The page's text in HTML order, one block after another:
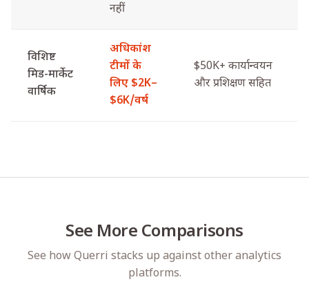
नहीं
विशिष्ट
मिड-मार्केट
वार्षिक
अधिकांश
टीमों के
लिए $2K–
$6K/वर्ष
$50K+ कार्यान्वयन
और प्रशिक्षण सहित
See More Comparisons
See how Querri stacks up against other analytics
platforms.